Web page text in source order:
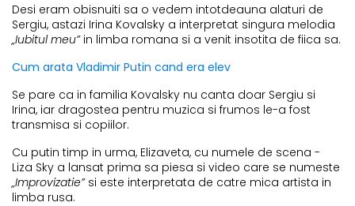
Desi eram obisnuiti sa o vedem intotdeauna alaturi de
Sergiu, astazi Irina Kovalsky a interpretat singura melodia
„Iubitul meu”in limba romana si a venit insotita de fiica sa.
Cum arata Vladimir Putin cand era elev
Se pare ca in familia Kovalsky nu canta doar Sergiu si
Irina, iar dragostea pentru muzica si frumos le-a fost
transmisa si copiilor.
Cu putin timp in urma, Elizaveta, cu numele de scena -
Liza Sky a lansat prima sa piesa si video care se numeste
„Improvizatie”si este interpretata de catre mica artista in
limba rusa.